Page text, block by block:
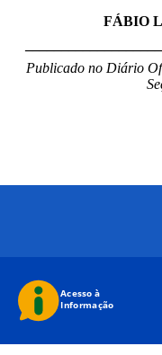
FÁBIO
Publicado no Diário